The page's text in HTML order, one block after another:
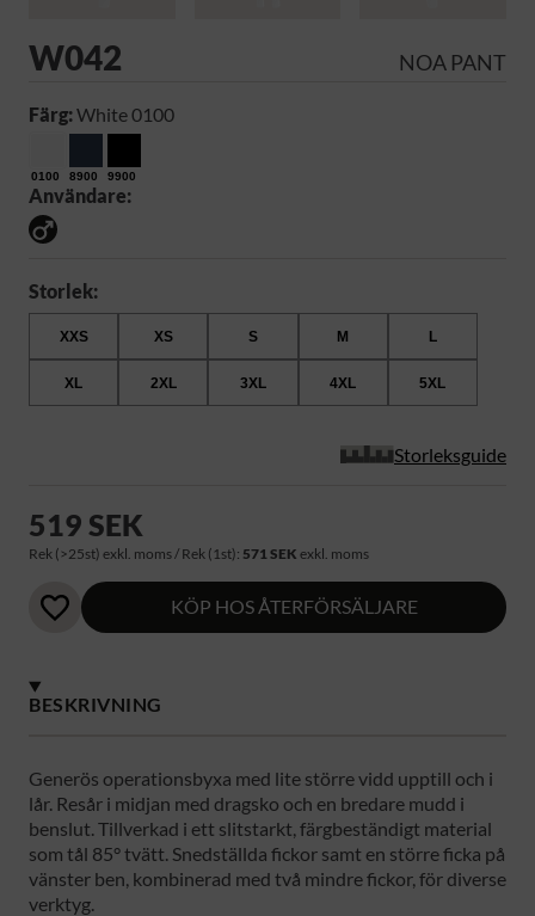
W042 NOA PANT
Färg:White 0100
0100 8900 9900
Användare:
Storlek:
XXS XS S M L
XL 2XL 3XL 4XL 5XL
Storleksguide
519 SEK
Rek (>25st) exkl. moms / Rek (1st): 571 SEK exkl. moms
KÖP HOS ÅTERFÖRSÄLJARE
BESKRIVNING
Generös operationsbyxa med lite större vidd upptill och i
lår. Resår i midjan med dragsko och en bredare mudd i
benslut. Tillverkad i ett slitstarkt, färgbeständigt material
som tål 85° tvätt. Snedställda fickor samt en större ficka på
vänster ben, kombinerad med två mindre fickor, för diverse
verktyg.